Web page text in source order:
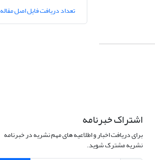
تعداد دریافت فایل اصل مقاله
اشتراک خبرنامه
برای دریافت اخبار و اطلاعیه های مهم نشریه در خبرنامه
نشریه مشترک شوید.